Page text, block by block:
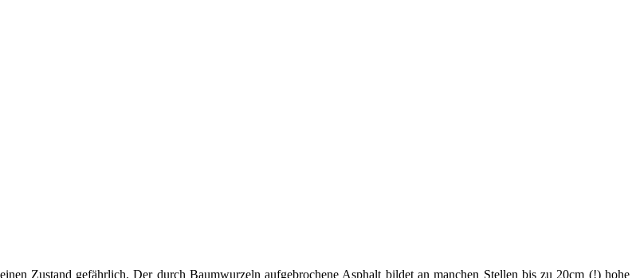
Zustand gefährlich. Der durch Baumwurzeln aufgebrochene Asphalt bildet an manchen Stellen bis zu 20cm (!) hohe